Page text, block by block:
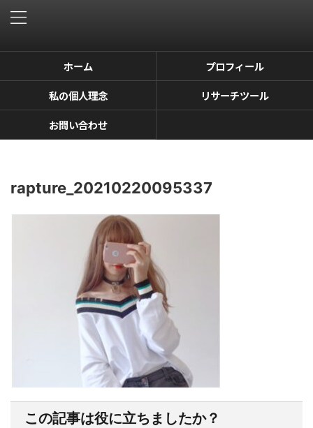
ホーム
プロフィール
私の個人理念
リサーチツール
お問い合わせ
rapture_20210220095337
この記事は役に立ちましたか？